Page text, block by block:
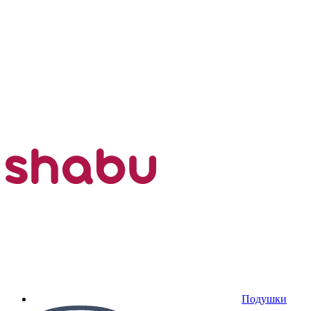
Подушки